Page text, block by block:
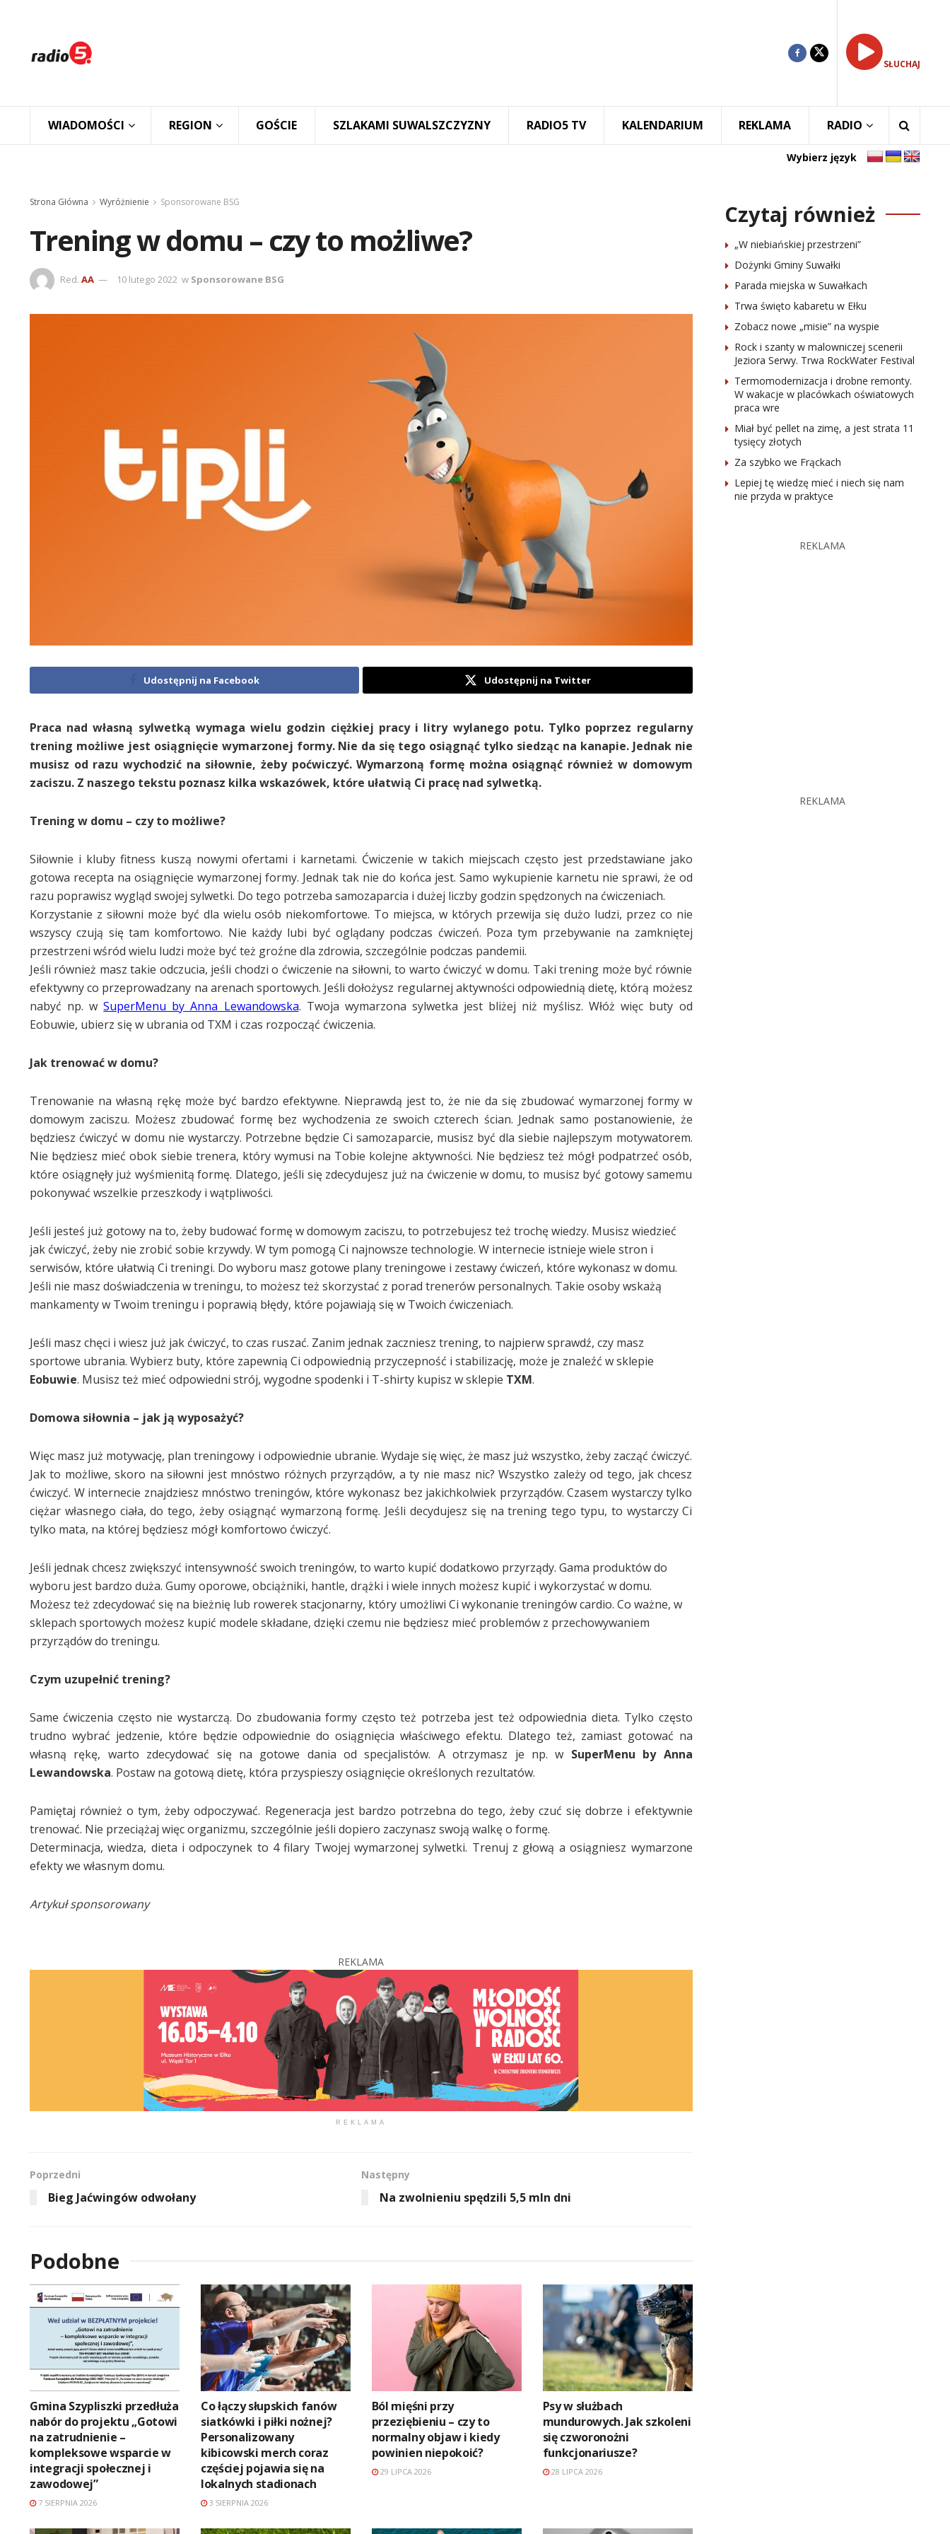
SŁUCHAJ
WIADOMOŚCI REGION GOŚCIE SZLAKAMI SUWALSZCZYZNY RADIO5 TV KALENDARIUM REKLAMA RADIO
Wybierz język
Strona Główna Wyróżnienie Sponsorowane BSG
Trening w domu – czy to możliwe?
Red. AA 10 lutego 2022 w Sponsorowane BSG
Udostępnij na Facebook Udostępnij na Twitter
Praca nad własną sylwetką wymaga wielu godzin ciężkiej pracy i litry wylanego potu. Tylko poprzez regularny
trening możliwe jest osiągnięcie wymarzonej formy. Nie da się tego osiągnąć tylko siedząc na kanapie. Jednak nie
musisz od razu wychodzić na siłownie, żeby poćwiczyć. Wymarzoną formę można osiągnąć również w domowym
zaciszu. Z naszego tekstu poznasz kilka wskazówek, które ułatwią Ci pracę nad sylwetką.
Trening w domu – czy to możliwe?
Siłownie i kluby fitness kuszą nowymi ofertami i karnetami. Ćwiczenie w takich miejscach często jest przedstawiane jako
gotowa recepta na osiągnięcie wymarzonej formy. Jednak tak nie do końca jest. Samo wykupienie karnetu nie sprawi, że od
razu poprawisz wygląd swojej sylwetki. Do tego potrzeba samozaparcia i dużej liczby godzin spędzonych na ćwiczeniach.
Korzystanie z siłowni może być dla wielu osób niekomfortowe. To miejsca, w których przewija się dużo ludzi, przez co nie
wszyscy czują się tam komfortowo. Nie każdy lubi być oglądany podczas ćwiczeń. Poza tym przebywanie na zamkniętej
przestrzeni wśród wielu ludzi może być też groźne dla zdrowia, szczególnie podczas pandemii.
Jeśli również masz takie odczucia, jeśli chodzi o ćwiczenie na siłowni, to warto ćwiczyć w domu. Taki trening może być równie
efektywny co przeprowadzany na arenach sportowych. Jeśli dołożysz regularnej aktywności odpowiednią dietę, którą możesz
nabyć np. wSuperMenu by Anna Lewandowska. Twoja wymarzona sylwetka jest bliżej niż myślisz. Włóż więc buty od
Eobuwie, ubierz się w ubrania od TXM i czas rozpocząć ćwiczenia.
Jak trenować w domu?
Trenowanie na własną rękę może być bardzo efektywne. Nieprawdą jest to, że nie da się zbudować wymarzonej formy w
domowym zaciszu. Możesz zbudować formę bez wychodzenia ze swoich czterech ścian. Jednak samo postanowienie, że
będziesz ćwiczyć w domu nie wystarczy. Potrzebne będzie Ci samozaparcie, musisz być dla siebie najlepszym motywatorem.
Nie będziesz mieć obok siebie trenera, który wymusi na Tobie kolejne aktywności. Nie będziesz też mógł podpatrzeć osób,
które osiągnęły już wyśmienitą formę. Dlatego, jeśli się zdecydujesz już na ćwiczenie w domu, to musisz być gotowy samemu
pokonywać wszelkie przeszkody i wątpliwości.
Jeśli jesteś już gotowy na to, żeby budować formę w domowym zaciszu, to potrzebujesz też trochę wiedzy. Musisz wiedzieć
jak ćwiczyć, żeby nie zrobić sobie krzywdy. W tym pomogą Ci najnowsze technologie. W internecie istnieje wiele stron i
serwisów, które ułatwią Ci treningi. Do wyboru masz gotowe plany treningowe i zestawy ćwiczeń, które wykonasz w domu.
Jeśli nie masz doświadczenia w treningu, to możesz też skorzystać z porad trenerów personalnych. Takie osoby wskażą
mankamenty w Twoim treningu i poprawią błędy, które pojawiają się w Twoich ćwiczeniach.
Jeśli masz chęci i wiesz już jak ćwiczyć, to czas ruszać. Zanim jednak zaczniesz trening, to najpierw sprawdź, czy masz
sportowe ubrania. Wybierz buty, które zapewnią Ci odpowiednią przyczepność i stabilizację, może je znaleźć w sklepie
Eobuwie. Musisz też mieć odpowiedni strój, wygodne spodenki i T-shirty kupisz w sklepie TXM.
Domowa siłownia – jak ją wyposażyć?
Więc masz już motywację, plan treningowy i odpowiednie ubranie. Wydaje się więc, że masz już wszystko, żeby zacząć ćwiczyć.
Jak to możliwe, skoro na siłowni jest mnóstwo różnych przyrządów, a ty nie masz nic? Wszystko zależy od tego, jak chcesz
ćwiczyć. W internecie znajdziesz mnóstwo treningów, które wykonasz bez jakichkolwiek przyrządów. Czasem wystarczy tylko
ciężar własnego ciała, do tego, żeby osiągnąć wymarzoną formę. Jeśli decydujesz się na trening tego typu, to wystarczy Ci
tylko mata, na której będziesz mógł komfortowo ćwiczyć.
Jeśli jednak chcesz zwiększyć intensywność swoich treningów, to warto kupić dodatkowo przyrządy. Gama produktów do
wyboru jest bardzo duża. Gumy oporowe, obciążniki, hantle, drążki i wiele innych możesz kupić i wykorzystać w domu.
Możesz też zdecydować się na bieżnię lub rowerek stacjonarny, który umożliwi Ci wykonanie treningów cardio. Co ważne, w
sklepach sportowych możesz kupić modele składane, dzięki czemu nie będziesz mieć problemów z przechowywaniem
przyrządów do treningu.
Czym uzupełnić trening?
Same ćwiczenia często nie wystarczą. Do zbudowania formy często też potrzeba jest też odpowiednia dieta. Tylko często
trudno wybrać jedzenie, które będzie odpowiednie do osiągnięcia właściwego efektu. Dlatego też, zamiast gotować na
własną rękę, warto zdecydować się na gotowe dania od specjalistów. A otrzymasz je np. w SuperMenu by Anna
Lewandowska. Postaw na gotową dietę, która przyspieszy osiągnięcie określonych rezultatów.
Pamiętaj również o tym, żeby odpoczywać. Regeneracja jest bardzo potrzebna do tego, żeby czuć się dobrze i efektywnie
trenować. Nie przeciążaj więc organizmu, szczególnie jeśli dopiero zaczynasz swoją walkę o formę.
Determinacja, wiedza, dieta i odpoczynek to 4 filary Twojej wymarzonej sylwetki. Trenuj z głową a osiągniesz wymarzone
efekty we własnym domu.
Artykuł sponsorowany
REKLAMA
REKLAMA
Poprzedni
Bieg Jaćwingów odwołany
Następny
Na zwolnieniu spędzili 5,5 mln dni
Podobne
Gmina Szypliszki przedłuża
nabór do projektu „Gotowi
na zatrudnienie –
kompleksowe wsparcie w
integracji społecznej i
zawodowej”
7 SIERPNIA 2026
Co łączy słupskich fanów
siatkówki i piłki nożnej?
Personalizowany
kibicowski merch coraz
częściej pojawia się na
lokalnych stadionach
3 SIERPNIA 2026
Ból mięśni przy
przeziębieniu – czy to
normalny objaw i kiedy
powinien niepokoić?
29 LIPCA 2026
Psy w służbach
mundurowych. Jak szkoleni
się czworonożni
funkcjonariusze?
28 LIPCA 2026
Czytaj również
„W niebiańskiej przestrzeni”
Dożynki Gminy Suwałki
Parada miejska w Suwałkach
Trwa święto kabaretu w Ełku
Zobacz nowe „misie” na wyspie
Rock i szanty w malowniczej scenerii
Jeziora Serwy. Trwa RockWater Festival
Termomodernizacja i drobne remonty.
W wakacje w placówkach oświatowych
praca wre
Miał być pellet na zimę, a jest strata 11
tysięcy złotych
Za szybko we Frąckach
Lepiej tę wiedzę mieć i niech się nam
nie przyda w praktyce
REKLAMA
REKLAMA